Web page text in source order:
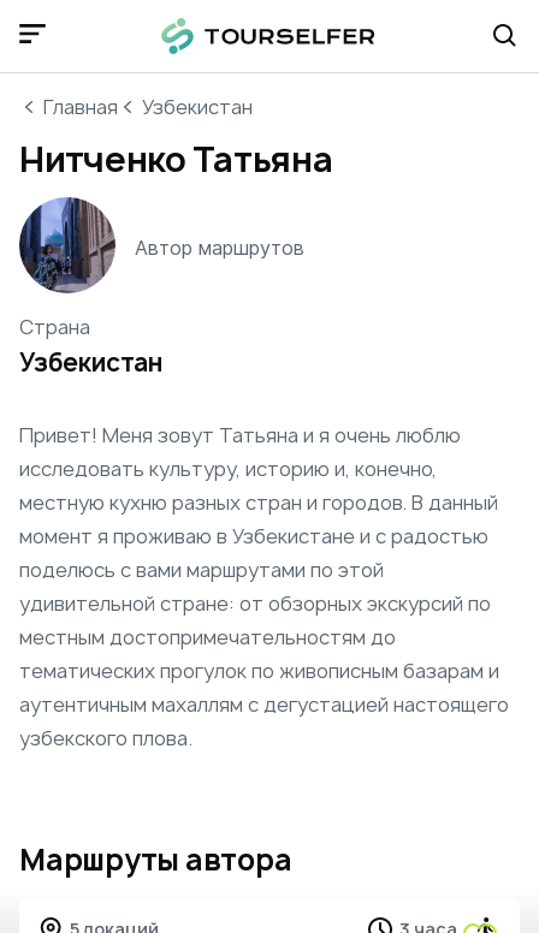
Главная Узбекистан
Нитченко Татьяна
Автор маршрутов
Страна
Узбекистан
Привет! Меня зовут Татьяна и я очень люблю
исследовать культуру, историю и, конечно,
местную кухню разных стран и городов. В данный
момент я проживаю в Узбекистане и с радостью
поделюсь с вами маршрутами по этой
удивительной стране: от обзорных экскурсий по
местным достопримечательностям до
тематических прогулок по живописным базарам и
аутентичным махаллям с дегустацией настоящего
узбекского плова.
Маршруты автора